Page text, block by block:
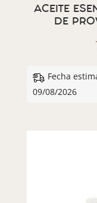
ACEITE
DE
Fecha
09/08/2026